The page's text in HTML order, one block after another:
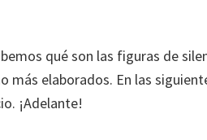
qué son las figuras de
más elaborados. En las
¡Adelante!